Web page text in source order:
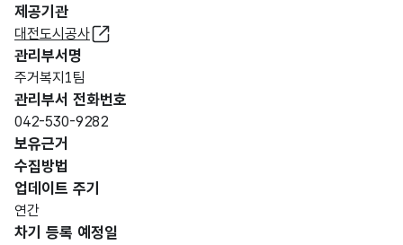
제공기관
대전도시공사
관리부서명
주거복지1팀
관리부서 전화번호
042-530-9282
보유근거
수집방법
업데이트 주기
연간
차기 등록 예정일